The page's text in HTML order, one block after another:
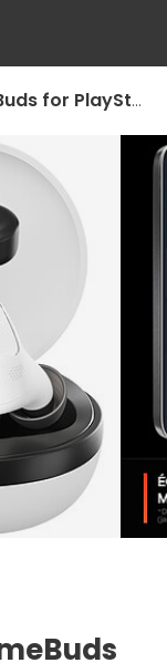
SteelSeries Arctis GameBuds for PlayStation - Blanc